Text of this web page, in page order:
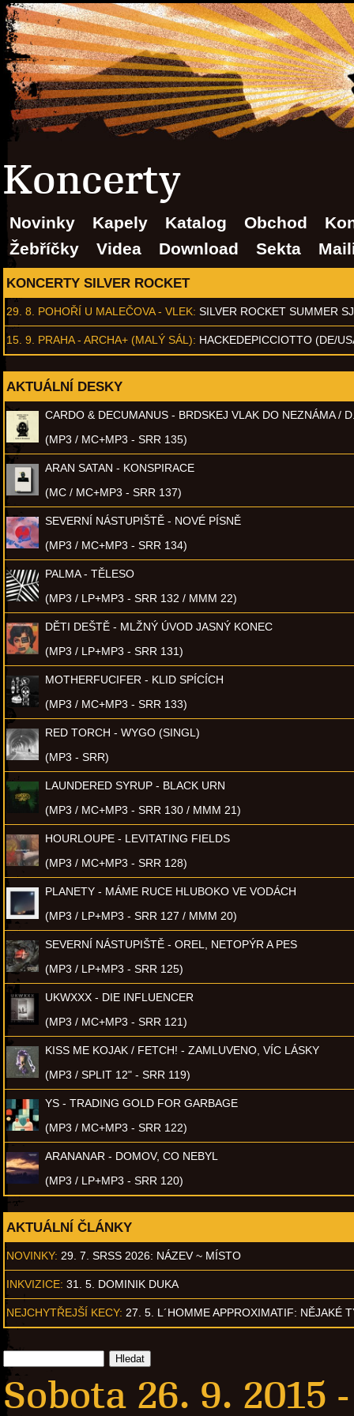
Koncerty
Novinky Kapely Katalog Obchod
Žebříčky
Videa Download Sekta
KONCERTY SILVER ROCKET
29. 8. POHOŘÍ U MALEČOVA - VLEK: SILVER ROCKET SUMMER
15. 9. PRAHA - ARCHA+ (MALÝ SÁL): HACKEDEPICCIOTTO (DE/
AKTUÁLNÍ DESKY
CARDO & DECUMANUS - BRDSKEJ VLAK DO NEZNÁMA /
(MP3 / MC+MP3 - SRR 135)
ARAN SATAN - KONSPIRACE
(MC / MC+MP3 - SRR 137)
SEVERNÍ NÁSTUPIŠTĚ - NOVÉ PÍSNĚ
(MP3 / MC+MP3 - SRR 134)
PALMA - TĚLESO
(MP3 / LP+MP3 - SRR 132 / MMM 22)
DĚTI DEŠTĚ - MLŽNÝ ÚVOD JASNÝ KONEC
(MP3 / LP+MP3 - SRR 131)
MOTHERFUCIFER - KLID SPÍCÍCH
(MP3 / MC+MP3 - SRR 133)
RED TORCH - WYGO (SINGL)
(MP3 - SRR)
LAUNDERED SYRUP - BLACK URN
(MP3 / MC+MP3 - SRR 130 / MMM 21)
HOURLOUPE - LEVITATING FIELDS
(MP3 / MC+MP3 - SRR 128)
PLANETY - MÁME RUCE HLUBOKO VE VODÁCH
(MP3 / LP+MP3 - SRR 127 / MMM 20)
SEVERNÍ NÁSTUPIŠTĚ - OREL, NETOPÝR A PES
(MP3 / LP+MP3 - SRR 125)
UKWXXX - DIE INFLUENCER
(MP3 / MC+MP3 - SRR 121)
KISS ME KOJAK / FETCH! - ZAMLUVENO, VÍC LÁSKY
(MP3 / SPLIT 12" - SRR 119)
YS - TRADING GOLD FOR GARBAGE
(MP3 / MC+MP3 - SRR 122)
ARANANAR - DOMOV, CO NEBYL
(MP3 / LP+MP3 - SRR 120)
AKTUÁLNÍ ČLÁNKY
NOVINKY: 29. 7. SRSS 2026: NÁZEV ~ MÍSTO
INKVIZICE: 31. 5. DOMINIK DUKA
NEJCHYTŘEJŠÍ KECY: 27. 5. L´HOMME APPROXIMATIF: NĚJAKÉ
Sobota 26. 9. 2015